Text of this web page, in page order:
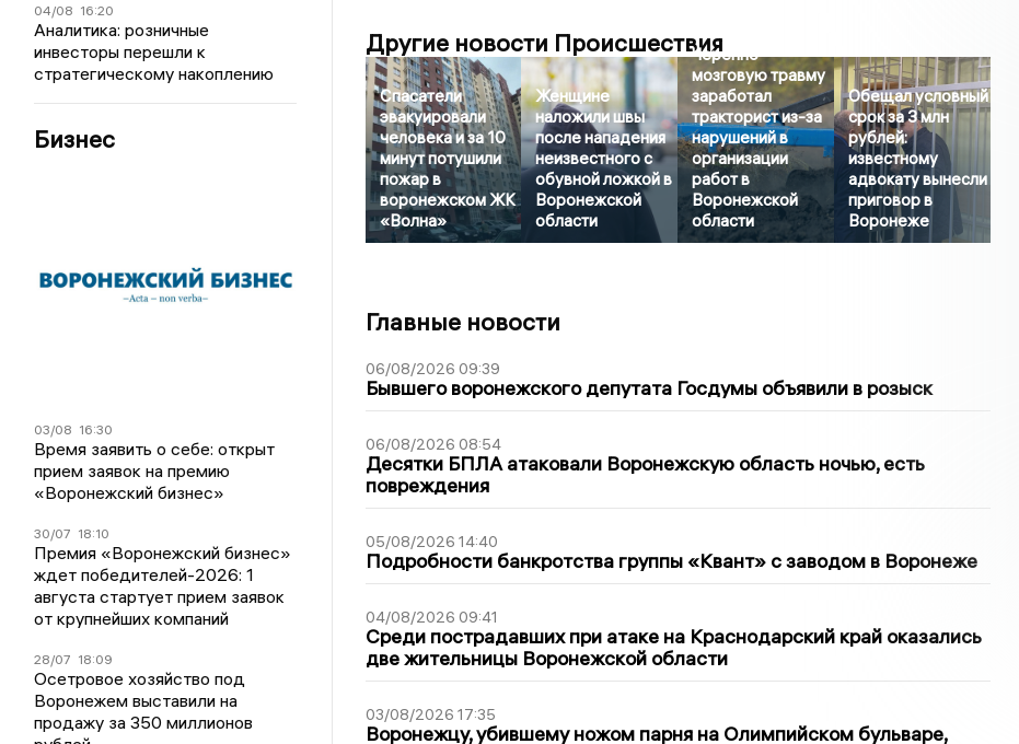
04/08 16:20
Аналитика: розничные
инвесторы перешли к
стратегическому накоплению
Бизнес
03/08 16:30
Время заявить о себе: открыт
прием заявок на премию
«Воронежский бизнес»
30/07 18:10
Премия «Воронежский бизнес»
ждет победителей-2026: 1
августа стартует прием заявок
от крупнейших компаний
28/07 18:09
Осетровое хозяйство под
Воронежем выставили на
продажу за 350 миллионов
Другие новости Происшествия
Спасатели
эвакуировали
человека и за 10
минут потушили
пожар в
воронежском ЖК
«Волна»
Женщине
наложили швы
после нападения
неизвестного с
обувной ложкой в
Воронежской
области
Черепно-
мозговую травму
заработал
тракторист из-за
нарушений в
организации
работ в
Воронежской
области
Обещал условный
срок за 3 млн
рублей:
известному
адвокату вынесли
приговор в
Воронеже
Главные новости
06/08/2026 09:39
Бывшего воронежского депутата Госдумы объявили в розыск
06/08/2026 08:54
Десятки БПЛА атаковали Воронежскую область ночью, есть
повреждения
05/08/2026 14:40
Подробности банкротства группы «Квант» с заводом в Воронеже
04/08/2026 09:41
Среди пострадавших при атаке на Краснодарский край оказались
две жительницы Воронежской области
03/08/2026 17:35
Воронежцу, убившему ножом парня на Олимпийском бульваре,